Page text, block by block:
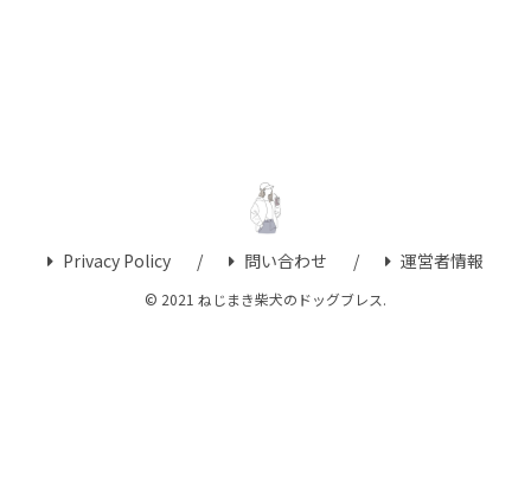
Privacy Policy 問い合わせ 運営者情報
© 2021 ねじまき柴犬のドッグブレス.